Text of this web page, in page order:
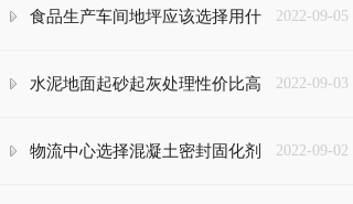
污？
食品生产车间地坪应该选择用什
么样的才能满足需求？
2022-09-05
水泥地面起砂起灰处理性价比高
的方法是什么？
2022-09-03
物流中心选择混凝土密封固化剂 2022-09-02